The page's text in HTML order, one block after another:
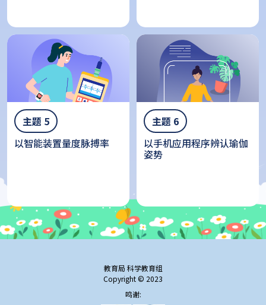
主题 5
以智能装置量度脉搏率
主题 6
以手机应用程序辨认瑜伽
姿势
教育局 科学教育组
Copyright © 2023
鸣谢: